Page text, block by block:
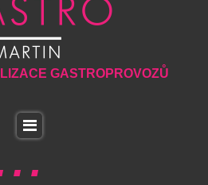
GASTROPROVOZŮ